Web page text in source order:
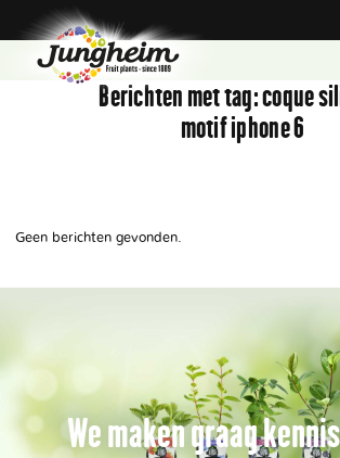
Berichten met tag:coque
motif iphone 6
Geen berichten gevonden.
We maken graag